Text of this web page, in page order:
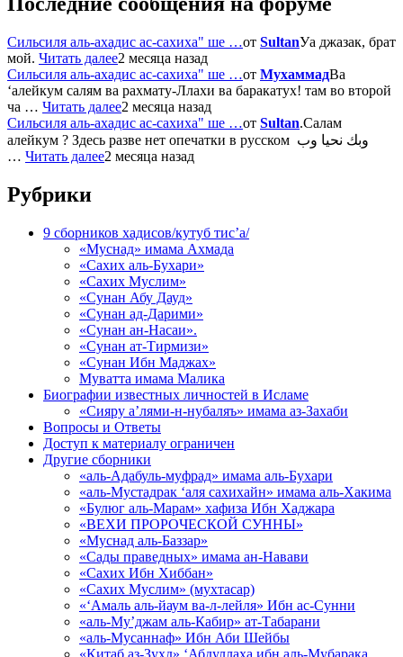
Сильсиля аль-ахадис ас-сахиха" ше …от SultanУа джазак, брат
мой. Читать далее2 месяца назад
Сильсиля аль-ахадис ас-сахиха" ше …от МухаммадВа
‘алейкум салям ва рахмату-Ллахи ва баракатух! там во второй
ча … Читать далее2 месяца назад
Сильсиля аль-ахадис ас-сахиха" ше …от Sultan.Салам
алейкум ? Здесь разве нет опечатки в русском وبك نحيا وب
… Читать далее2 месяца назад
Рубрики
9 сборников хадисов/кутуб тис’а/
«Муснад» имама Ахмада
«Сахих аль-Бухари»
«Сахих Муслим»
«Сунан Абу Дауд»
«Сунан ад-Дарими»
«Сунан ан-Насаи».
«Сунан ат-Тирмизи»
«Сунан Ибн Маджах»
Муватта имама Малика
Биографии известных личностей в Исламе
«Сияру а’лями-н-нубаляъ» имама аз-Захаби
Вопросы и Ответы
Доступ к материалу ограничен
Другие сборники
«аль-Адабуль-муфрад» имама аль-Бухари
«аль-Мустадрак ‘аля сахихайн» имама аль-Хакима
«Булюг аль-Марам» хафиза Ибн Хаджара
«ВЕХИ ПРОРОЧЕСКОЙ СУННЫ»
«Муснад аль-Баззар»
«Сады праведных» имама ан-Навави
«Сахих Ибн Хиббан»
«Сахих Муслим» (мухтасар)
«‘Амаль аль-йаум ва-л-лейля» Ибн ас-Сунни
«аль-Му’джам аль-Кабир» ат-Табарани
«аль-Мусаннаф» Ибн Аби Шейбы
«Китаб аз-Зухд» ‘Абдуллаха ибн аль-Мубарака